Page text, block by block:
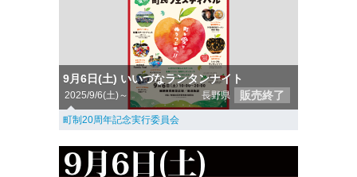
9月6日(土) いいづなランタンナイト
2025/9/6(土)～ 長野県 販売終了
町制20周年記念実行委員会